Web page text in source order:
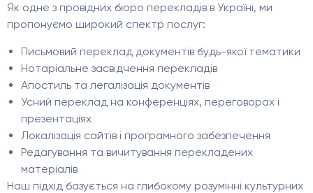
Як одне з провідних бюро перекладів в Україні, ми
пропонуємо широкий спектр послуг:
Письмовий переклад документів будь-якої тематики
Нотаріальне засвідчення перекладів
Апостиль та легалізація документів
Усний переклад на конференціях, переговорах і
презентаціях
Локалізація сайтів і програмного забезпечення
Редагування та вичитування перекладених
матеріалів
Наш підхід базується на глибокому розумінні культурних